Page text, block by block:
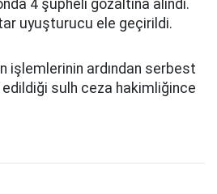
4 şüpheli gözaltına alındı.
uyuşturucu ele geçirildi.
işlemlerinin ardından serbest
edildiği sulh ceza hakimliğince